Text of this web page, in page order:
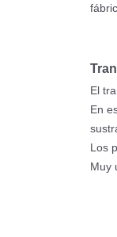
El
En
Los
Muy